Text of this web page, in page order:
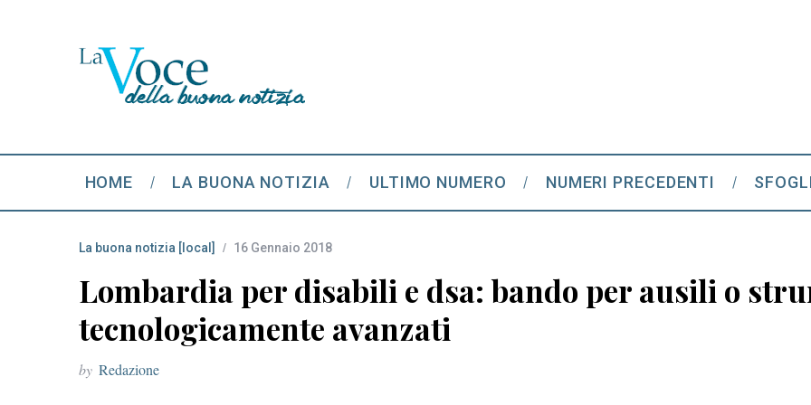
HOME LA BUONA NOTIZIA ULTIMO NUMERO NUMERI PRECEDENTI
La buona notizia [local] 16 Gennaio 2018
Lombardia per disabili e dsa: bando per ausili o
tecnologicamente avanzati
by Redazione